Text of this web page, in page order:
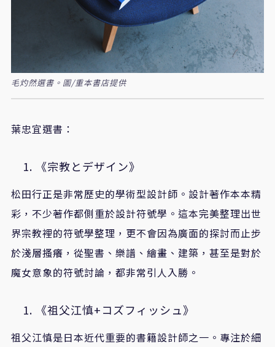
毛灼然選書。圖/重本書店提供
葉忠宜選書：
《宗教とデザイン》
松田行正是非常歷史的學術型設計師。 設計著作本本精
彩，不少著作都側重於設計符號學。這本完美整理出世
界宗教裡的符號學整理，更不會因為廣面的探討而止步
於淺層搔癢，從聖書、樂譜、繪畫、建築，甚至是對於
魔女意象的符號討論，都非常引人入勝。
《祖父江慎+コズフィッシュ》
祖父江慎是日本近代重要的書籍設計師之一。專注於細